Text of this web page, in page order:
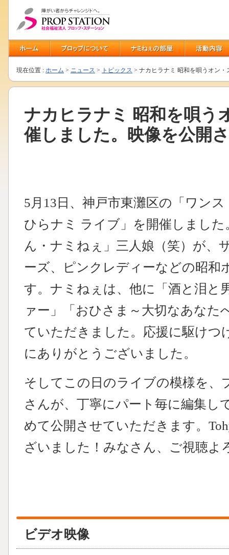
現在位置 : ホーム > ニュース > トピックス > ナカヒラナミ 昭和を唄うオン
ナカヒラナミ 昭和を唄う
催しました。映像を公開
5月13日、神戸市東灘区の「ワン
ひらナミ ライブ」を開催しまし
ん・ナミねぇ」三人娘（笑）が、
ーズ、ピンクレディーなどの昭和
す。ナミねぇは、他に「酒と泪と
ァー」「おひさま～大切なあなた
ていただきました。応援に駆けつ
にありがとうございました。
そしてこの日のライブの模様を、
さんが、丁寧にパート毎に編集し
めて公開させていただきます。
ざいました！みなさん、ご視聴よ
ビデオ映像